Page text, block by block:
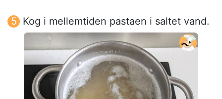
Kog i mellemtiden pastaen i saltet vand.